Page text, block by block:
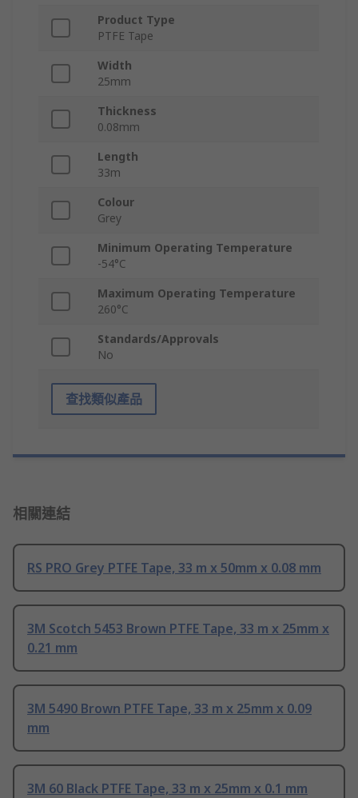
Product Type
PTFE Tape
Width
25mm
Thickness
0.08mm
Length
33m
Colour
Grey
Minimum Operating Temperature
-54°C
Maximum Operating Temperature
260°C
Standards/Approvals
No
查找類似產品
相關連結
RS PRO Grey PTFE Tape, 33 m x 50mm x 0.08 mm
3M Scotch 5453 Brown PTFE Tape, 33 m x 25mm x
0.21 mm
3M 5490 Brown PTFE Tape, 33 m x 25mm x 0.09
mm
3M 60 Black PTFE Tape, 33 m x 25mm x 0.1 mm